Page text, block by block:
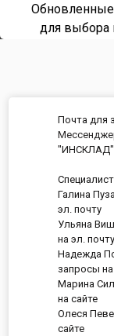
Обновленные
для выбора
Почта для
Галина
эл. почту
Ульяна
на эл. почту
Надежда
запросы
Марина
на сайте
Олеся
сайте